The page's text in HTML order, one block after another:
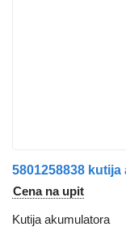
Cena na upit
Kutija akumulatora